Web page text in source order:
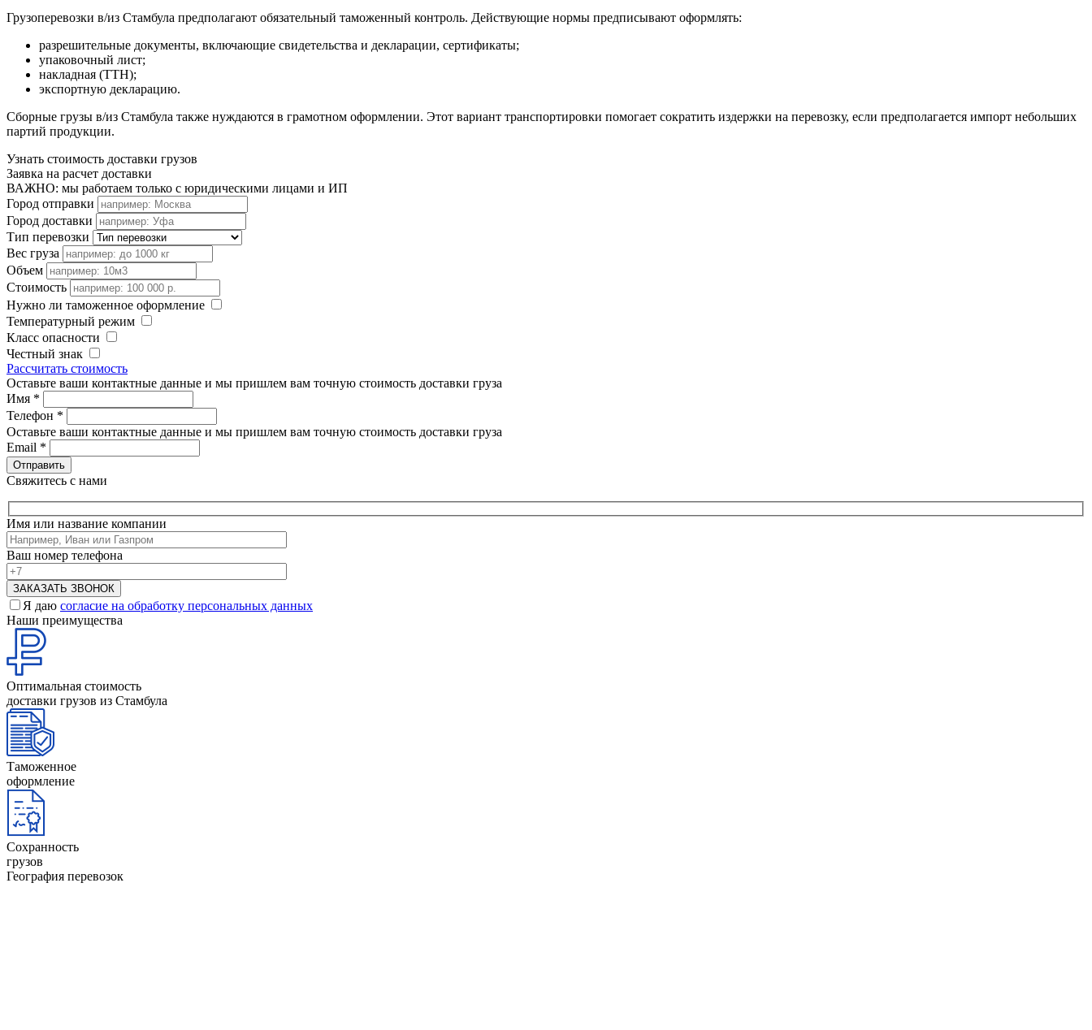
Грузоперевозки в/из Стамбула предполагают обязательный таможенный контроль. Действующие нормы предписывают оформлять:
разрешительные документы, включающие свидетельства и декларации, сертификаты;
упаковочный лист;
накладная (ТТН);
экспортную декларацию.
Сборные грузы в/из Стамбула также нуждаются в грамотном оформлении. Этот вариант транспортировки помогает сократить издержки на перевозку, если предполагается импорт небольших
партий продукции.
Узнать стоимость доставки грузов
Заявка на расчет доставки
ВАЖНО: мы работаем только с юридическими лицами и ИП
Город отправки
Город доставки
Тип перевозки
Вес груза
Объем
Стоимость
Нужно ли таможенное оформление
Температурный режим
Класс опасности
Честный знак
Рассчитать стоимость
Оставьте ваши контактные данные и мы пришлем вам точную стоимость доставки груза
Имя *
Телефон *
Оставьте ваши контактные данные и мы пришлем вам точную стоимость доставки груза
Email *
Свяжитесь с нами
Имя или название компании
Ваш номер телефона
Я даю согласие на обработку персональных данных
Наши преимущества
Оптимальная стоимость
доставки грузов из Стамбула
Таможенное
оформление
Сохранность
грузов
География перевозок